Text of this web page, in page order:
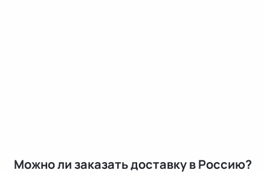
Можно ли заказать доставку в Россию?